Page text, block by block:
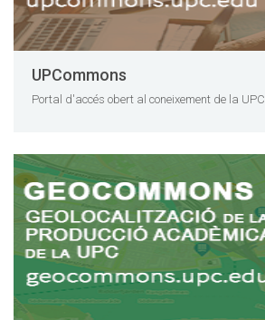
UPCommons
Portal d'accés obert al coneixement de la UPC